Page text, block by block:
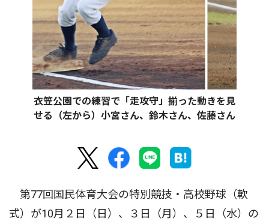
衣笠公園での練習で「走攻守」揃った動きを見
せる（左から）小宮さん、鈴木さん、佐藤さん
第77回国民体育大会の特別競技・高校野球（軟
式）が10月２日（日）、３日（月）、５日（水）の